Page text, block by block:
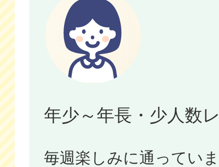
年少～年長・少人数
毎週楽しみに通ってい